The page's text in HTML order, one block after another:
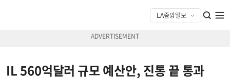
IL 560억달러 규모 예산안, 진통 끝 통과